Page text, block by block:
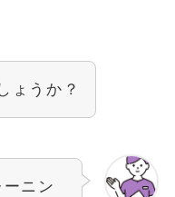
ょうか？
ニン